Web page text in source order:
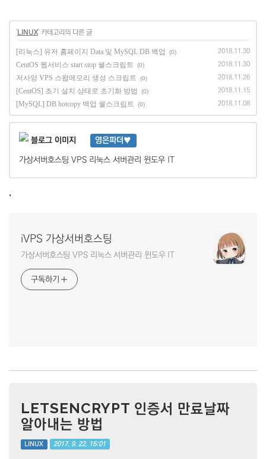
'LINUX' 카테고리의 다른 글
[리눅스] 유저 홈페이지 Data 및 MySQL DB 백업 (0) 2018.11.30
CentOS 웹서비스 start stop 쉘스크립트 (0) 2018.11.30
저사양 VPS 스왑메모리 생성 스크립트 (0) 2018.11.26
[CentOS] 초기 설치 상태로 초기화 방법 (0) 2018.11.15
[MySQL] DB hotcopy 백업 쉘스크립트 (0) 2018.11.08
영은파더♥
가상서버호스팅 VPS 리눅스 서버관리 윈도우 IT
,
iVPS 가상서버호스팅
가상서버호스팅 VPS 리눅스 서버관리 윈도우 IT
구독하기
LETSENCRYPT 인증서 만료날짜
알아내는 방법
LINUX 2017. 9. 22. 15:01